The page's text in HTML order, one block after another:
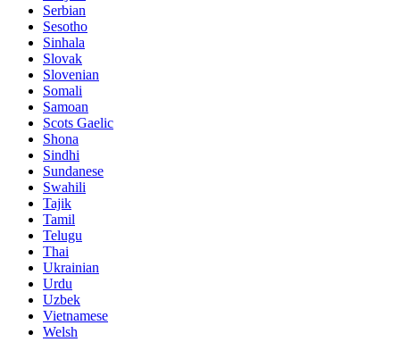
Serbian
Sesotho
Sinhala
Slovak
Slovenian
Somali
Samoan
Scots Gaelic
Shona
Sindhi
Sundanese
Swahili
Tajik
Tamil
Telugu
Thai
Ukrainian
Urdu
Uzbek
Vietnamese
Welsh